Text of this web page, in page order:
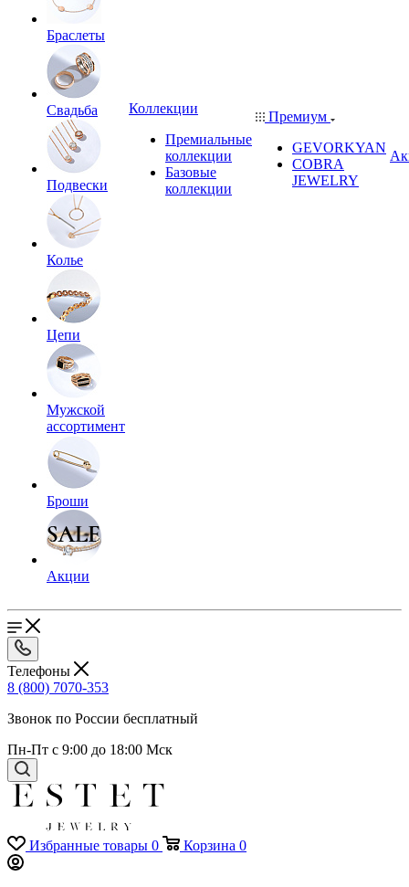
Браслеты
Свадьба
Подвески
Колье
Цепи
Мужской
ассортимент
Броши
Акции
Коллекции
Премиальные
коллекции
Базовые
коллекции
Премиум
GEVORKYAN
COBRA
JEWELRY
Телефоны
8 (800) 7070-353
Звонок по России бесплатный
Пн-Пт с 9:00 до 18:00 Мск
Избранные товары 0 Корзина 0